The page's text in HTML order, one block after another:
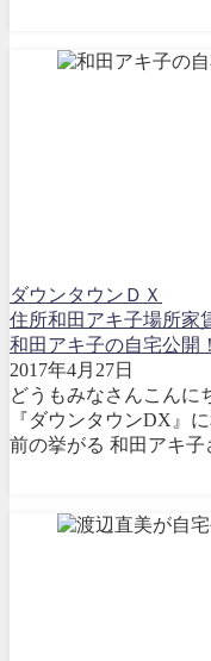
ダウンタウンＤＸ
住所和田アキ子場所家
和田アキ子の自宅公開
2017年4月27日
どうもみなさんこんに
『ダウンタウンDX』
前の挙がる 和田アキ